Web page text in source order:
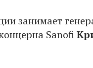
занимает
Sanofi